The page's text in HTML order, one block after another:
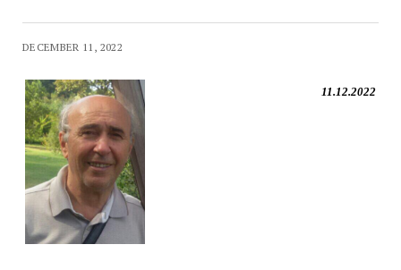
DECEMBER 11, 2022
11.12.2022